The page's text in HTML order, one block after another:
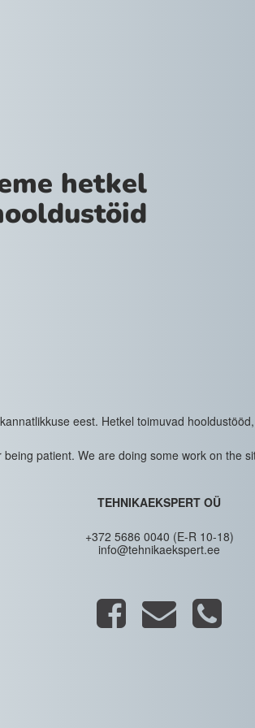
hetkel
eest. Hetkel toimuvad
patient. We are doing some work on the
TEHNIKAEKSPERT OÜ
+372 5686 0040 (E-R 10-18)
info@tehnikaekspert.ee